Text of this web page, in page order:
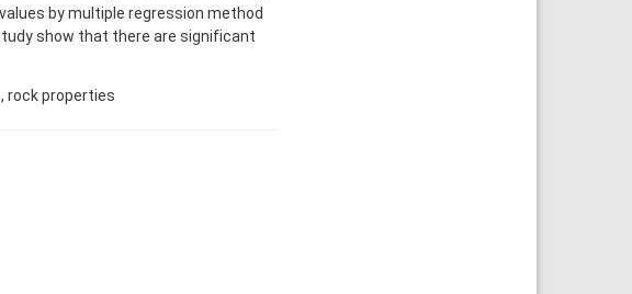
by multiple regression method
show that there are significant
rock properties